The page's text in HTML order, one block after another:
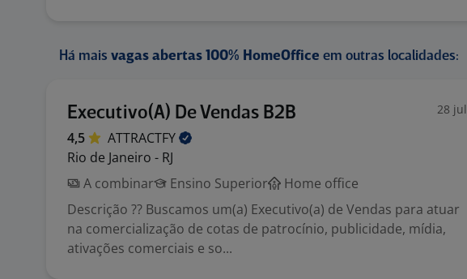
Há mais vagas abertas 100% HomeOffice em outras localidades:
Executivo(A) De Vendas B2B 28 jul
4,5
ATTRACTFY
Rio de Janeiro - RJ
A combinar
Ensino Superior
Home office
Descrição ?? Buscamos um(a) Executivo(a) de Vendas para atuar
na comercialização de cotas de patrocínio, publicidade, mídia,
ativações comerciais e so...